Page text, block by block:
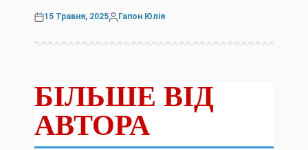
Оприлюднено
15 Травня, 2025
Опубліковано
Гапон Юлія
БІЛЬШЕ ВІД
АВТОРА